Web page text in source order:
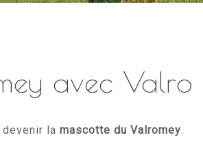
avec Valro
devenir lamascotte du Valromey.